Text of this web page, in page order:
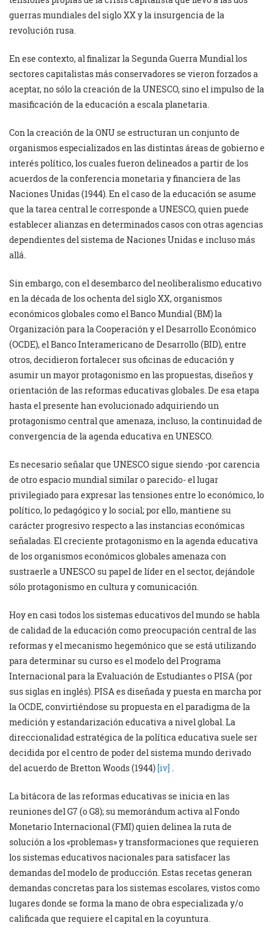
guerras mundiales del siglo XX y la insurgencia de la
revolución rusa.
En ese contexto, al finalizar la Segunda Guerra Mundial los
sectores capitalistas más conservadores se vieron forzados a
aceptar, no sólo la creación de la UNESCO, sino el impulso de la
masificación de la educación a escala planetaria.
Con la creación de la ONU se estructuran un conjunto de
organismos especializados en las distintas áreas de gobierno e
interés político, los cuales fueron delineados a partir de los
acuerdos de la conferencia monetaria y financiera de las
Naciones Unidas (1944). En el caso de la educación se asume
que la tarea central le corresponde a UNESCO, quien puede
establecer alianzas en determinados casos con otras agencias
dependientes del sistema de Naciones Unidas e incluso más
allá.
Sin embargo, con el desembarco del neoliberalismo educativo
en la década de los ochenta del siglo XX, organismos
económicos globales como el Banco Mundial (BM) la
Organización para la Cooperación y el Desarrollo Económico
(OCDE), el Banco Interamericano de Desarrollo (BID), entre
otros, decidieron fortalecer sus oficinas de educación y
asumir un mayor protagonismo en las propuestas, diseños y
orientación de las reformas educativas globales. De esa etapa
hasta el presente han evolucionado adquiriendo un
protagonismo central que amenaza, incluso, la continuidad de
convergencia de la agenda educativa en UNESCO.
Es necesario señalar que UNESCO sigue siendo -por carencia
de otro espacio mundial similar o parecido- el lugar
privilegiado para expresar las tensiones entre lo económico, lo
político, lo pedagógico y lo social; por ello, mantiene su
carácter progresivo respecto a las instancias económicas
señaladas. El creciente protagonismo en la agenda educativa
de los organismos económicos globales amenaza con
sustraerle a UNESCO su papel de líder en el sector, dejándole
sólo protagonismo en cultura y comunicación.
Hoy en casi todos los sistemas educativos del mundo se habla
de calidad de la educación como preocupación central de las
reformas y el mecanismo hegemónico que se está utilizando
para determinar su curso es el modelo del Programa
Internacional para la Evaluación de Estudiantes o PISA (por
sus siglas en inglés). PISA es diseñada y puesta en marcha por
la OCDE, convirtiéndose su propuesta en el paradigma de la
medición y estandarización educativa a nivel global. La
direccionalidad estratégica de la política educativa suele ser
decidida por el centro de poder del sistema mundo derivado
del acuerdo de Bretton Woods (1944) [iv]
La bitácora de las reformas educativas se inicia en las
reuniones del G7 (o G8); su memorándum activa al Fondo
Monetario Internacional (FMI) quien delinea la ruta de
solución a los «problemas» y transformaciones que requieren
los sistemas educativos nacionales para satisfacer las
demandas del modelo de producción. Estas recetas generan
demandas concretas para los sistemas escolares, vistos como
lugares donde se forma la mano de obra especializada y/o
calificada que requiere el capital en la coyuntura.